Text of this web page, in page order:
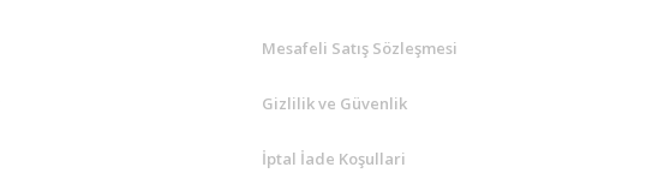
Mesafeli Satış Sözleşmesi
Gizlilik ve Güvenlik
İptal İade Koşullari